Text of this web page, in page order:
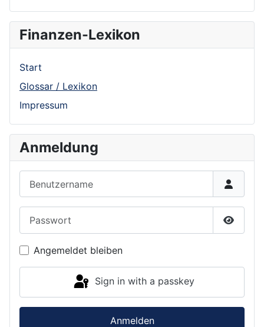
Finanzen-Lexikon
Start
Glossar / Lexikon
Impressum
Anmeldung
Show
Angemeldet bleiben
Sign in with a passkey
Anmelden